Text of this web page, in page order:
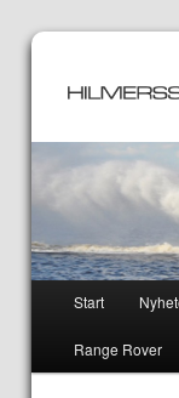
Hoppa
till
Hoppa
till
Start
Range Rover